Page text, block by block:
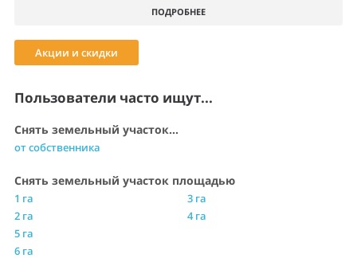
ПОДРОБНЕЕ
Акции и скидки
Пользователи часто ищут...
Снять земельный участок...
от собственника
Снять земельный участок площадью
1 га
2 га
3 га
4 га
5 га
6 га